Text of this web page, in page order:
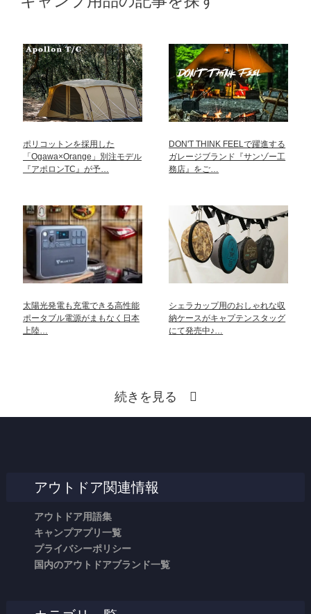
ポリコットンを採用した
「Ogawa×Orange」別注モデル
『アポロンTC』が予…
DON'T THINK FEELで躍進する
ガレージブランド『サンゾー工
務店』をご…
太陽光発電も充電できる高性能
ポータブル電源がまもなく日本
上陸…
シェラカップ用のおしゃれな収
納ケースがキャプテンスタッグ
にて発売中♪…
続きを見る
アウトドア関連情報
アウトドア用語集
キャンプアプリ一覧
プライバシーポリシー
国内のアウトドアブランド一覧